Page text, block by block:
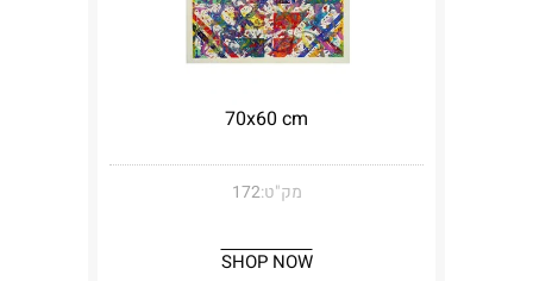
70x60 cm
מק"ט:172
SHOP NOW